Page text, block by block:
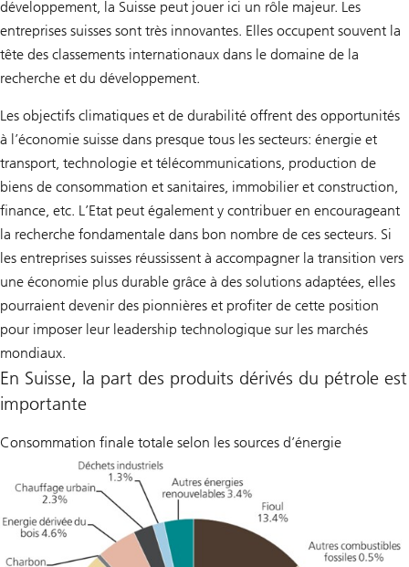
développement, la Suisse peut jouer ici un rôle majeur. Les
entreprises suisses sont très innovantes. Elles occupent souvent la
tête des classements internationaux dans le domaine de la
recherche et du développement.
Les objectifs climatiques et de durabilité offrent des opportunités
à l’économie suisse dans presque tous les secteurs: énergie et
transport, technologie et télécommunications, production de
biens de consommation et sanitaires, immobilier et construction,
finance, etc. L’Etat peut également y contribuer en encourageant
la recherche fondamentale dans bon nombre de ces secteurs. Si
les entreprises suisses réussissent à accompagner la transition vers
une économie plus durable grâce à des solutions adaptées, elles
pourraient devenir des pionnières et profiter de cette position
pour imposer leur leadership technologique sur les marchés
mondiaux.
En Suisse, la part des produits dérivés du pétrole est
importante
Consommation finale totale selon les sources d’énergie